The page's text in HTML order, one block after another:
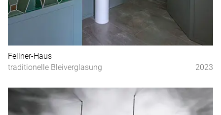
Fellner-Haus
traditionelle Bleiverglasung
2023